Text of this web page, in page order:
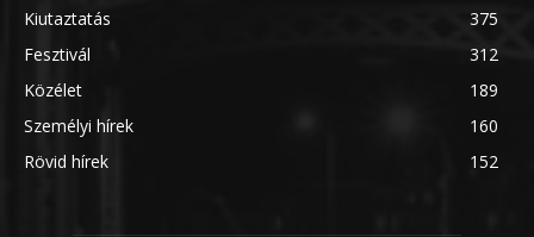
Kiutaztatás
375
Fesztivál
312
Közélet
189
Személyi hírek
160
Rövid hírek
152